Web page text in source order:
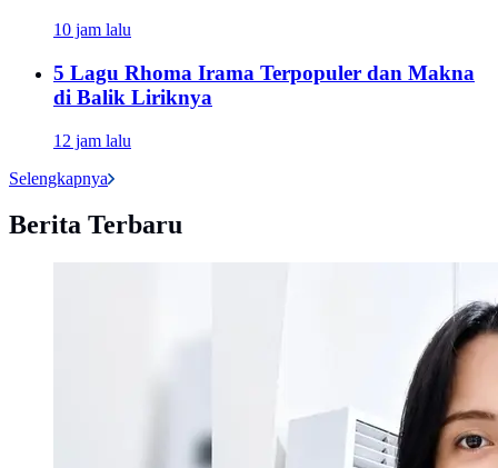
10 jam lalu
5 Lagu Rhoma Irama Terpopuler dan Makna
di Balik Liriknya
12 jam lalu
Selengkapnya
Berita Terbaru